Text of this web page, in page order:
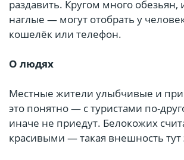
раздавить. Кругом много обезьян,
наглые — могут отобрать у
кошелёк или телефон.
О людях
Местные жители улыбчивые и
это понятно — с туристами по-
иначе не приедут. Белокожих
красивыми — такая внешность тут